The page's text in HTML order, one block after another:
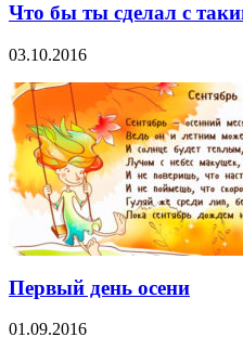
Что бы ты сделал с
03.10.2016
Первый день осени
01.09.2016